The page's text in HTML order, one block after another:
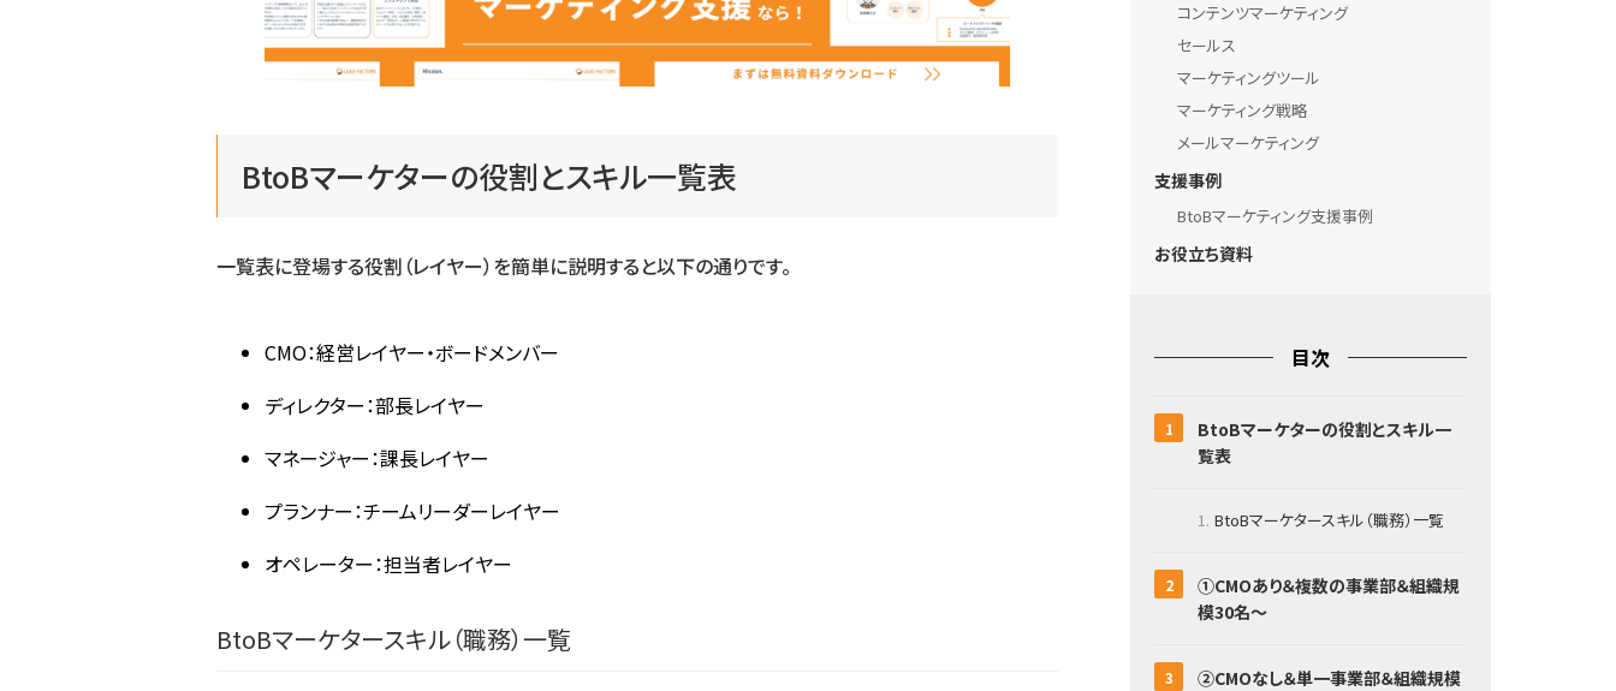
BtoBマーケターの役割とスキル一覧表
一覧表に登場する役割（レイヤー）を簡単に説明すると以下の通りです。
CMO：経営レイヤー・ボードメンバー
ディレクター：部長レイヤー
マネージャー：課長レイヤー
プランナー：チームリーダーレイヤー
オペレーター：担当者レイヤー
BtoBマーケタースキル（職務）一覧
コンテンツマーケティング
セールス
マーケティングツール
マーケティング戦略
メールマーケティング
支援事例
BtoBマーケティング支援事例
お役立ち資料
目次
BtoBマーケターの役割とスキル一
覧表
BtoBマーケタースキル（職務）一覧
①CMOあり＆複数の事業部＆組織規
模30名～
②CMOなし＆単一事業部＆組織規模